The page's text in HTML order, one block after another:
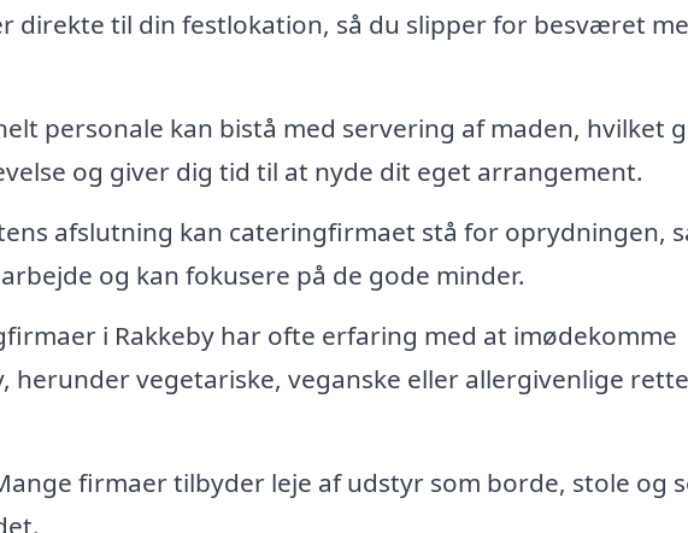
direkte til din festlokation, så du slipper for besværet
personale kan bistå med servering af maden, hvilket
og giver dig tid til at nyde dit eget arrangement.
afslutning kan cateringfirmaet stå for oprydningen,
og kan fokusere på de gode minder.
i Rakkeby har ofte erfaring med at imødekomme
herunder vegetariske, veganske eller allergivenlige
firmaer tilbyder leje af udstyr som borde, stole og